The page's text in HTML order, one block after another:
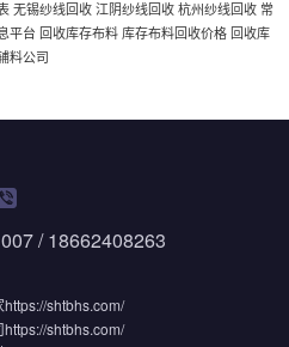
无锡纱线回收 江阴纱线回收 杭州纱线回收 常
平台 回收库存布料 库存布料回收价格 回收库
料公司
/ 18662408263
https://shtbhs.com/
https://shtbhs.com/